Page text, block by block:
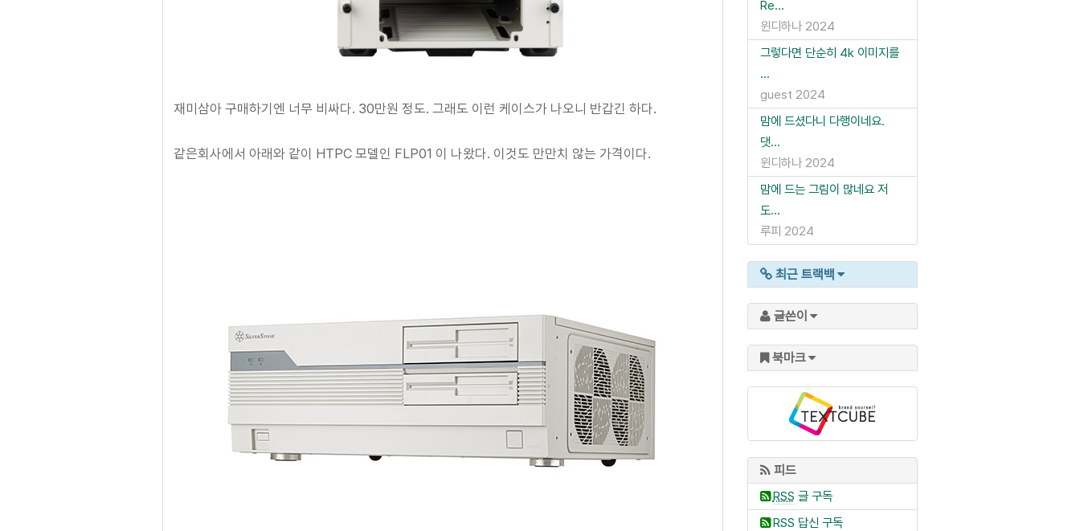
재미삼아 구매하기엔 너무 비싸다. 30만원 정도. 그래도 이런 케이스가 나오니 반갑긴 하다.
같은회사에서 아래와 같이 HTPC 모델인 FLP01 이 나왔다. 이것도 만만치 않는 가격이다.
Re...
윈디하나 2024
그렇다면 단순히 4k 이미지를
...
guest 2024
맘에 드셨다니 다행이네요.
댓...
윈디하나 2024
맘에 드는 그림이 많네요 저
도...
루피 2024
최근 트랙백
글쓴이
북마크
피드
RSS 글 구독
RSS 답신 구독